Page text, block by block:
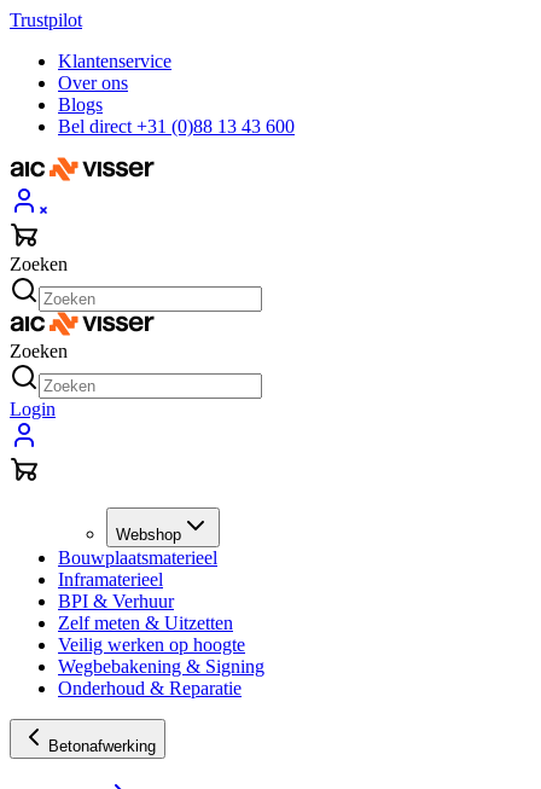
Trustpilot
Klantenservice
Over ons
Blogs
Bel direct +31 (0)88 13 43 600
Zoeken
Zoeken
Login
Webshop
Bouwplaatsmaterieel
Inframaterieel
BPI & Verhuur
Zelf meten & Uitzetten
Veilig werken op hoogte
Wegbebakening & Signing
Onderhoud & Reparatie
Betonafwerking